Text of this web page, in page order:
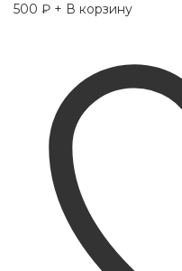
500 ₽ + В корзину